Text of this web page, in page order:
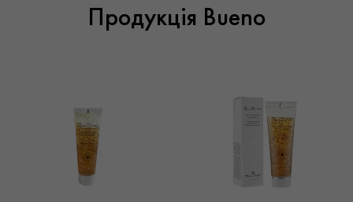
Продукція Bueno